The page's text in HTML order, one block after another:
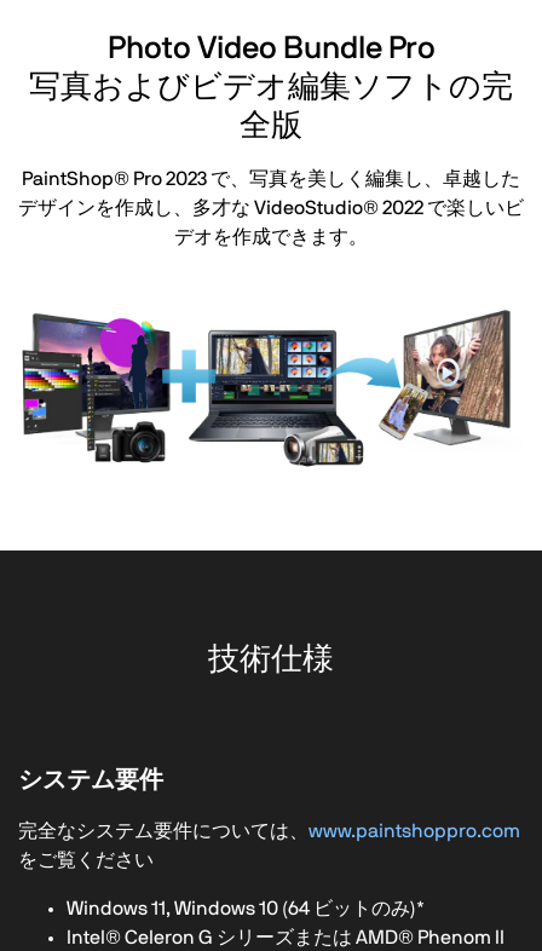
Photo Video Bundle Pro
写真およびビデオ編集ソフトの完
全版
PaintShop® Pro 2023 で、写真を美しく編集し、卓越した
デザインを作成し、多才な VideoStudio® 2022 で楽しいビ
デオを作成できます。
技術仕様
システム要件
完全なシステム要件については、 www.paintshoppro.com
をご覧ください
Windows 11, Windows 10 (64 ビットのみ)*
Intel® Celeron G シリーズまたは AMD® Phenom II